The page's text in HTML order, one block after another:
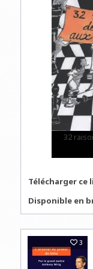
32
Télécharger ce
Disponible en
3